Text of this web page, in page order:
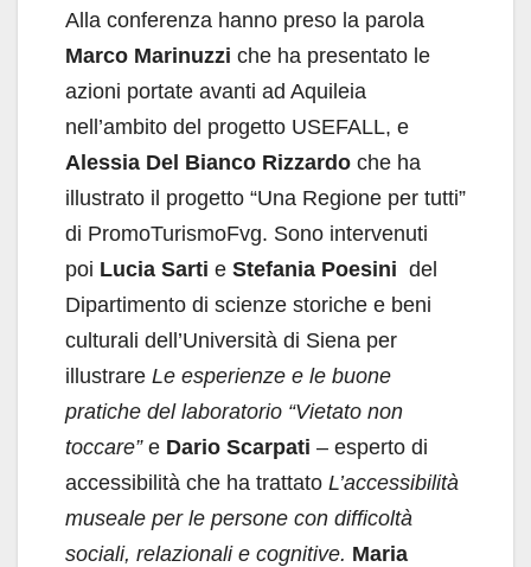
Alla conferenza hanno preso la parola
Marco Marinuzzi che ha presentato le
azioni portate avanti ad Aquileia
nell’ambito del progetto USEFALL, e
Alessia Del Bianco Rizzardo che ha
illustrato il progetto “Una Regione per tutti”
di PromoTurismoFvg. Sono intervenuti
poi Lucia Sarti e Stefania Poesini del
Dipartimento di scienze storiche e beni
culturali dell’Università di Siena per
illustrare Le esperienze e le buone
pratiche del laboratorio “Vietato non
toccare” e Dario Scarpati – esperto di
accessibilità che ha trattato L’accessibilità
museale per le persone con difficoltà
sociali, relazionali e cognitive. Maria